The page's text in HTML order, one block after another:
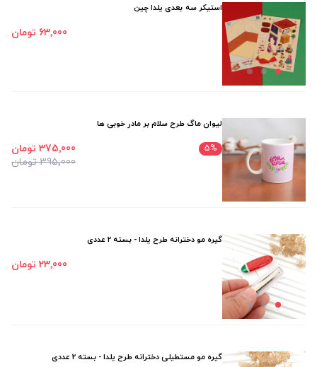
استیکر سه بعدی یلدا چین
63٬000 تومان
لیوان ماگ طرح سلام بر مادر خوبی ها
5%
395٬000 تومان
375٬000 تومان
گیره مو دخترانه طرح یلدا - بسته 2 عددی
23٬000 تومان
گیره مو مستطیلی دخترانه طرح یلدا - بسته 2 عددی